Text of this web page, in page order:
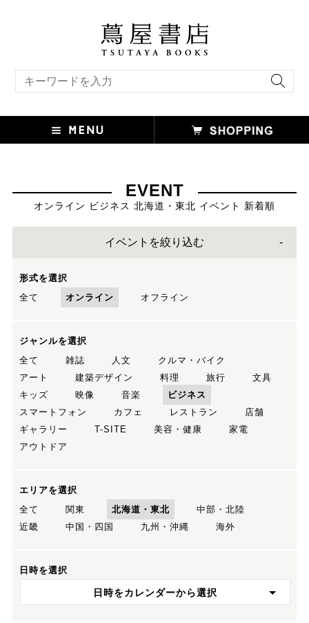
EVENT
オンライン ビジネス 北海道・東北 イベント 新着順
イベントを絞り込む
形式を選択
全て
オンライン オフライン
ジャンルを選択
全て
雑誌 人文
クルマ・バイク
アート
建築デザイン 料理 旅行
文具
キッズ
映像 音楽
ビジネス
スマートフォン
カフェ レストラン
店舗
ギャラリー
T-SITE 美容・健康
家電
アウトドア
エリアを選択
全て
関東 北海道・東北
中部・北陸
近畿
中国・四国 九州・沖縄 海外
日時を選択
日時をカレンダーから選択